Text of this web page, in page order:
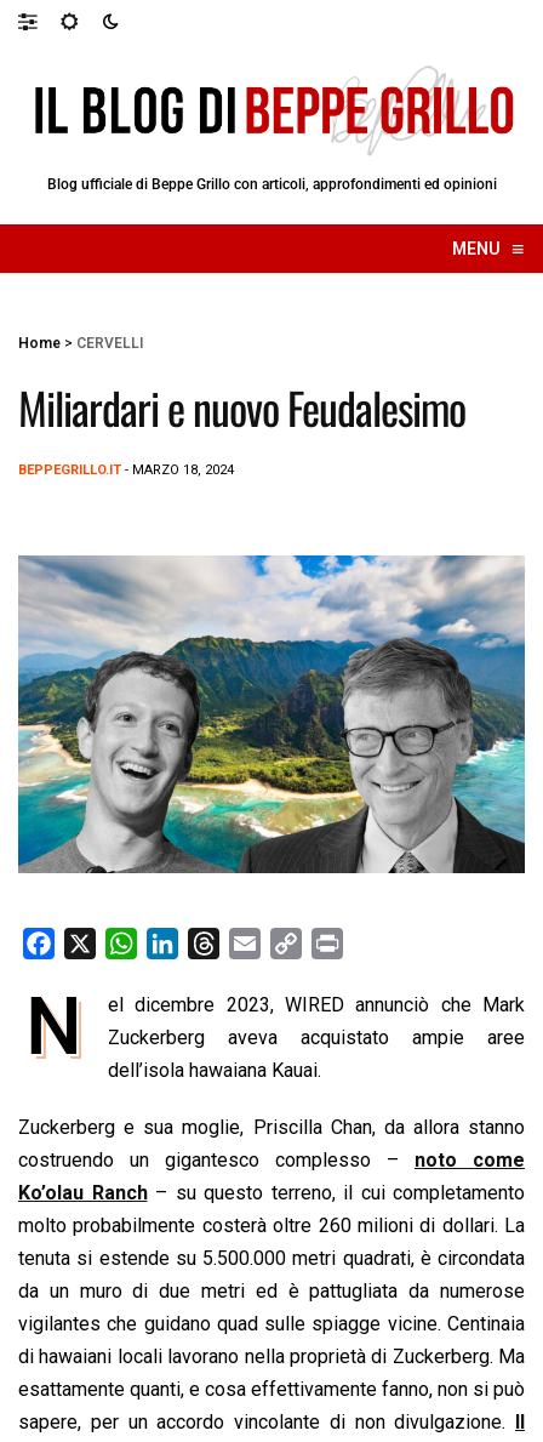
Blog ufficiale di Beppe Grillo con articoli, approfondimenti ed opinioni
MENU ≡
☰
Home > CERVELLI
Miliardari e nuovo Feudalesimo
BEPPEGRILLO.IT - MARZO 18, 2024
e
o
k
W
a
t
s
p
p
n
k
e
I
n
e
a
s
a
i
l
p
y
L
n
k
i
n
N
el dicembre 2023, WIRED annunciò che Mark
Zuckerberg aveva acquistato ampie aree
dell’isola hawaiana Kauai.
Zuckerberg e sua moglie, Priscilla Chan, da allora stanno
costruendo un gigantesco complesso – noto come
Ko’olau Ranch– su questo terreno, il cui completamento
molto probabilmente costerà oltre 260 milioni di dollari. La
tenuta si estende su 5.500.000 metri quadrati, è circondata
da un muro di due metri ed è pattugliata da numerose
vigilantes che guidano quad sulle spiagge vicine. Centinaia
di hawaiani locali lavorano nella proprietà di Zuckerberg. Ma
esattamente quanti, e cosa effettivamente fanno, non si può
sapere, per un accordo vincolante di non divulgazione. Il